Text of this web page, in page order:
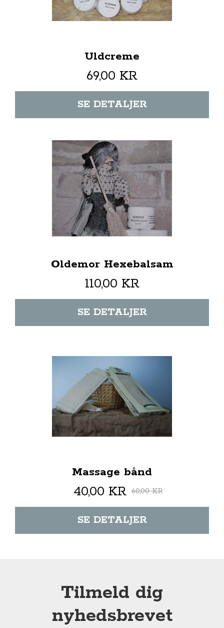
Uldcreme
69,00 KR
SE DETALJER
Oldemor Hexebalsam
110,00 KR
SE DETALJER
Massage bånd
40,00 KR 60,00 KR
SE DETALJER
Tilmeld dig
nyhedsbrevet